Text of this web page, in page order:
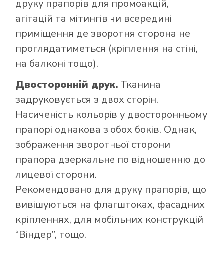
друку прапорів для промоакцій,
агітацій та мітингів чи всередині
приміщення де зворотня сторона не
проглядатиметься (кріплення на стіні,
на балконі тощо).
Двосторонній друк. Тканина
задруковується з двох сторін.
Насиченість кольорів у двосторонньому
прапорі однакова з обох боків. Однак,
зображення зворотньої сторони
прапора дзеркальне по відношенню до
лицевої сторони.
Рекомендовано для друку прапорів, що
вивішуються на флагштоках, фасадних
кріпленнях, для мобільних конструкцій
“Віндер”, тощо.